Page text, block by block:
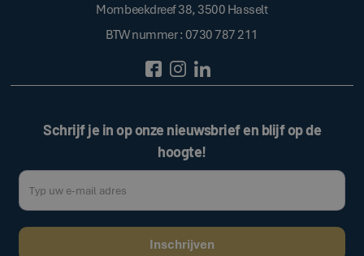
Mombeekdreef 38, 3500 Hasselt
BTW nummer : 0730 787 211
Schrijf je in op onze nieuwsbrief en blijf op de
hoogte!